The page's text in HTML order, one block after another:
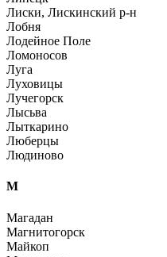
Лиски, Лискинский р-н
Лобня
Лодейное Поле
Ломоносов
Луга
Луховицы
Лучегорск
Лысьва
Лыткарино
Люберцы
Людиново
М
Магадан
Магнитогорск
Майкоп